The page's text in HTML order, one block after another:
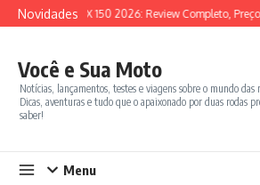
Ir para o conteúdo
Novidades
SYM ADX 150 2026: Review Completo,
Você e Sua Moto
Notícias, lançamentos, testes e viagens sobre o mundo das
Dicas, aventuras e tudo que o apaixonado por duas rodas
saber!
Menu